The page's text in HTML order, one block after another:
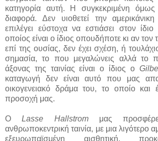
κατηγορία αυτή. Η συγκεκριμένη όμως
διαφορά. Δεν υιοθετεί την
επιλέγει εύστοχα να εστιάσει στον
οποίος είναι ο ίδιος οπουδήποτε κι αν τον
επί της ουσίας, δεν έχει σχέση, ή
σημασία, το που μεγαλώνεις αλλά το
άξονας της ταινίας είναι ο ίδιος ο
καταγωγή δεν είναι αυτό που μας
οικογενειακό δράμα του, το οποίο και
προσοχή μας.
Ο Lasse Hallstrom μας
ανθρωποκεντρική ταινία, με μια λιγότερο
εξευρωπαϊσμένη αισθητική,